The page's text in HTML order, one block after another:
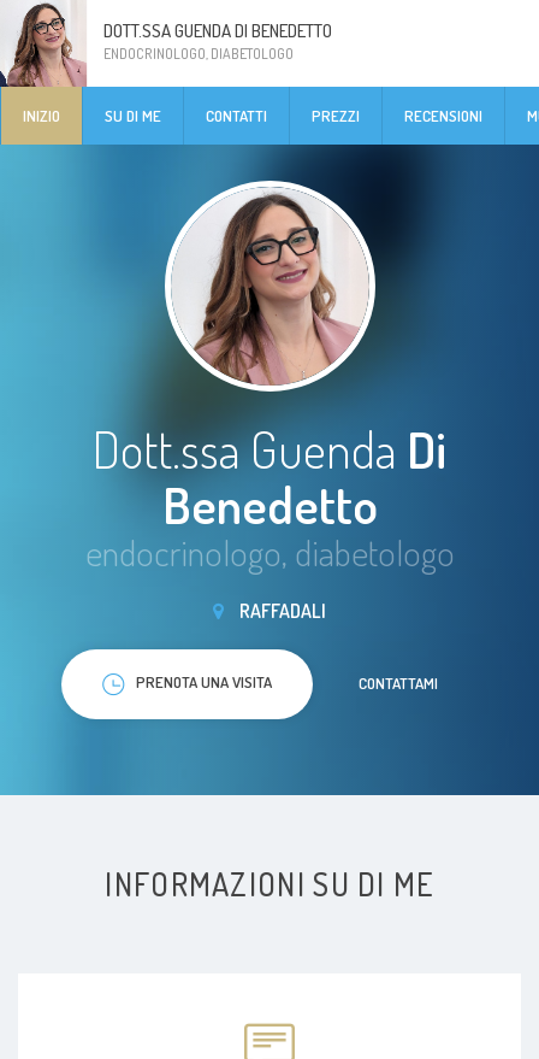
DOTT.SSA GUENDA DI BENEDETTO
ENDOCRINOLOGO, DIABETOLOGO
INIZIO SU DI ME CONTATTI PREZZI RECENSIONI
Dott.ssa Guenda Di
Benedetto
endocrinologo, diabetologo
RAFFADALI
PRENOTA UNA VISITA CONTATTAMI
INFORMAZIONI SU DI ME